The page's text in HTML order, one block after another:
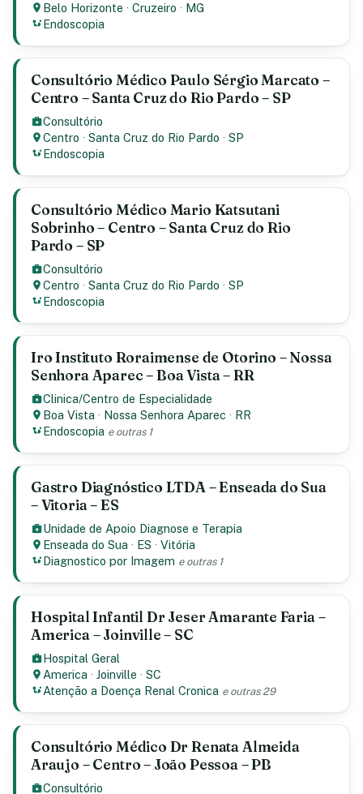
Belo Horizonte ·Cruzeiro · MG
Endoscopia
Consultório Médico Paulo Sérgio Marcato –
Centro – Santa Cruz do Rio Pardo – SP
Consultório
Centro ·Santa Cruz do Rio Pardo ·SP
Endoscopia
Consultório Médico Mario Katsutani
Sobrinho – Centro – Santa Cruz do Rio
Pardo – SP
Consultório
Centro ·Santa Cruz do Rio Pardo ·SP
Endoscopia
Iro Instituto Roraimense de Otorino – Nossa
Senhora Aparec – Boa Vista – RR
Clinica/Centro de Especialidade
Boa Vista · Nossa Senhora Aparec · RR
Endoscopia e outras 1
Gastro Diagnóstico LTDA – Enseada do Sua
– Vitoria – ES
Unidade de Apoio Diagnose e Terapia
Enseada do Sua · ES ·Vitória
Diagnostico por Imagem e outras 1
Hospital Infantil Dr Jeser Amarante Faria –
America – Joinville – SC
Hospital Geral
America ·Joinville ·SC
Atenção a Doença Renal Cronica e outras 29
Consultório Médico Dr Renata Almeida
Araujo – Centro – João Pessoa – PB
Consultório